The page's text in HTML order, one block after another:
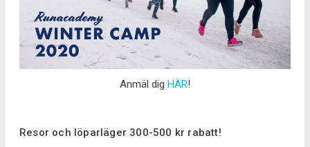
Anmäl dig HÄR!
Resor och löparläger 300-500 kr rabatt!